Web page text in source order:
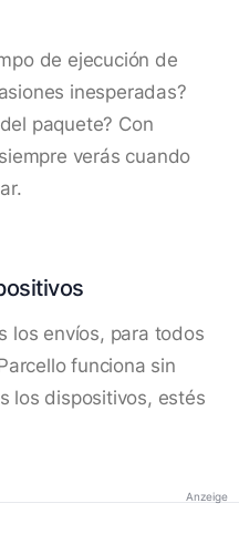
de ejecución de
inesperadas?
paquete? Con
verás cuando
los envíos, para todos
funciona sin
los dispositivos, estés
Anzeige